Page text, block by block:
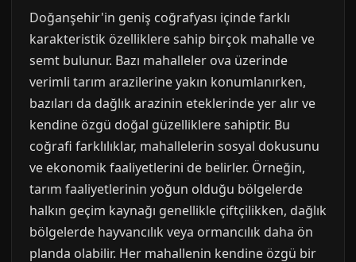
Doğanşehir'in geniş coğrafyası içinde farklı
karakteristik özelliklere sahip birçok mahalle ve
semt bulunur. Bazı mahalleler ova üzerinde
verimli tarım arazilerine yakın konumlanırken,
bazıları da dağlık arazinin eteklerinde yer alır ve
kendine özgü doğal güzelliklere sahiptir. Bu
coğrafi farklılıklar, mahallelerin sosyal dokusunu
ve ekonomik faaliyetlerini de belirler. Örneğin,
tarım faaliyetlerinin yoğun olduğu bölgelerde
halkın geçim kaynağı genellikle çiftçilikken, dağlık
bölgelerde hayvancılık veya ormancılık daha ön
planda olabilir. Her mahallenin kendine özgü bir